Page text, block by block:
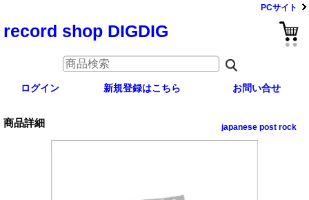
PCサイト
record shop DIGDIG
ログイン 新規登録はこちら お問い合せ
商品詳細 japanese post rock